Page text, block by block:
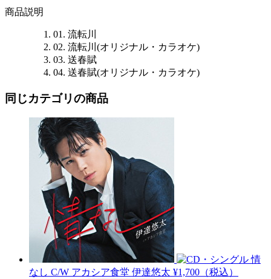
商品説明
01. 流転川
02. 流転川(オリジナル・カラオケ)
03. 送春賦
04. 送春賦(オリジナル・カラオケ)
同じカテゴリの商品
情
なし C/W アカシア食堂 伊達悠太 ¥1,700（税込）